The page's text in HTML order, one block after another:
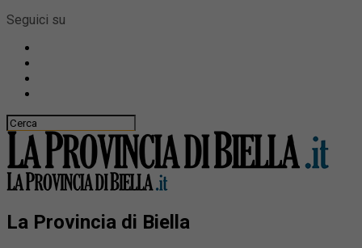
Seguici su
La Provincia di Biella